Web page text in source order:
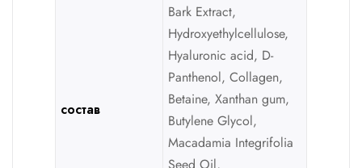
состав
Bark Extract,
Hydroxyethylcellulose,
Hyaluronic acid, D-
Panthenol, Collagen,
Betaine, Xanthan gum,
Butylene Glycol,
Macadamia Integrifolia
Seed Oil,